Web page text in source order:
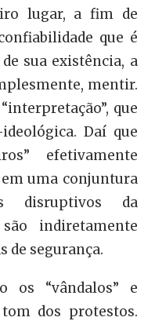
lugar, a fim de
que é
sua existência, a
mentir.
que
Daí que
efetivamente
uma conjuntura
disruptivos da
indiretamente
de segurança.
os “vândalos” e
dos protestos.